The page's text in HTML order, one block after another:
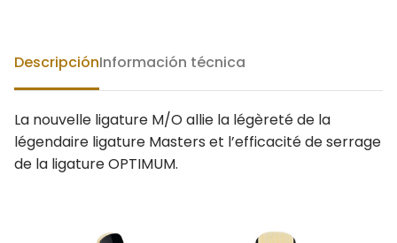
DescripciónInformación técnica
La nouvelle ligature M/O allie la légèreté de la
légendaire ligature Masters et l’efficacité de serrage
de la ligature OPTIMUM.